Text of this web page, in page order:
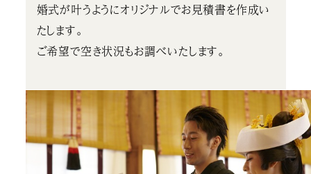
婚式が叶うようにオリジナルでお見積書を作成い
たします。
ご希望で空き状況もお調べいたします。